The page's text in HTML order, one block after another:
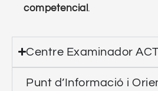
competencial .
Centre Examinador
Punt d’Informació i